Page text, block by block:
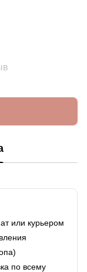
или курьером
по всему